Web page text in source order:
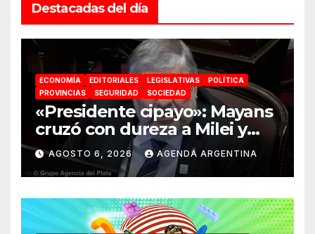
Destacadas del día
ECONOMÍA EDITORIALES LEGISLATIVAS
POLÍTICA
PROVINCIAS
SEGURIDAD SOCIEDAD
«Presidente cipayo»: Mayans
cruzó con dureza a Milei y
advirtió sobre un juicio
político por traición a la
Patria
AGOSTO 6, 2026 AGENDA ARGENTINA